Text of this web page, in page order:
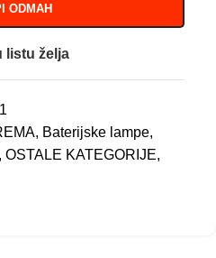
ODMAH
listu želja
, Baterijske lampe,
, OSTALE KATEGORIJE,